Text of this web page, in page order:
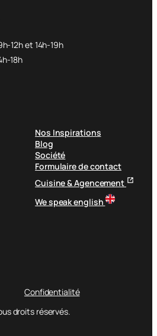
12h et 14h-19h
18h
Nos Inspirations
Blog
Société
Formulaire de contact
Cuisine & Agencement
We speak english
Confidentialité
droits réservés.